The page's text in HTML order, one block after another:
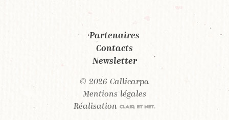
Partenaires
Contacts
Newsletter
© 2026 Callicarpa
Mentions légales
Réalisation